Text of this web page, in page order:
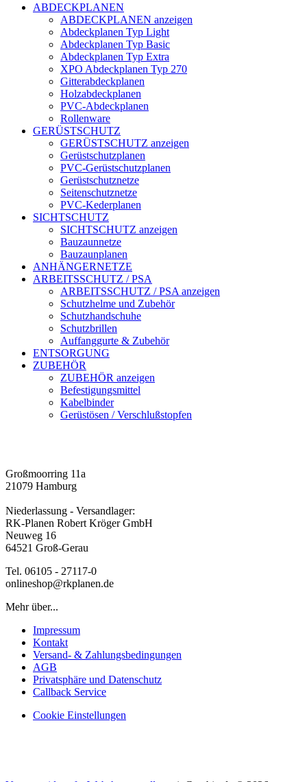
ABDECKPLANEN
ABDECKPLANEN anzeigen
Abdeckplanen Typ Light
Abdeckplanen Typ Basic
Abdeckplanen Typ Extra
XPO Abdeckplanen Typ 270
Gitterabdeckplanen
Holzabdeckplanen
PVC-Abdeckplanen
Rollenware
GERÜSTSCHUTZ
GERÜSTSCHUTZ anzeigen
Gerüstschutzplanen
PVC-Gerüstschutzplanen
Gerüstschutznetze
Seitenschutznetze
PVC-Kederplanen
SICHTSCHUTZ
SICHTSCHUTZ anzeigen
Bauzaunnetze
Bauzaunplanen
ANHÄNGERNETZE
ARBEITSSCHUTZ / PSA
ARBEITSSCHUTZ / PSA anzeigen
Schutzhelme und Zubehör
Schutzhandschuhe
Schutzbrillen
Auffanggurte & Zubehör
ENTSORGUNG
ZUBEHÖR
ZUBEHÖR anzeigen
Befestigungsmittel
Kabelbinder
Gerüstösen / Verschlußstopfen
Großmoorring 11a
21079 Hamburg
Niederlassung - Versandlager:
RK-Planen Robert Kröger GmbH
Neuweg 16
64521 Groß-Gerau
Tel. 06105 - 27117-0
onlineshop@rkplanen.de
Mehr über...
Impressum
Kontakt
Versand- & Zahlungsbedingungen
AGB
Privatsphäre und Datenschutz
Callback Service
Cookie Einstellungen